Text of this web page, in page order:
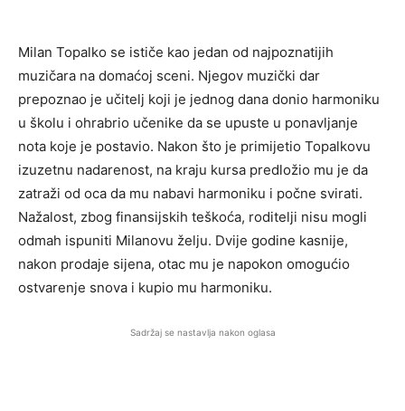
Milan Topalko se ističe kao jedan od najpoznatijih
muzičara na domaćoj sceni. Njegov muzički dar
prepoznao je učitelj koji je jednog dana donio harmoniku
u školu i ohrabrio učenike da se upuste u ponavljanje
nota koje je postavio. Nakon što je primijetio Topalkovu
izuzetnu nadarenost, na kraju kursa predložio mu je da
zatraži od oca da mu nabavi harmoniku i počne svirati.
Nažalost, zbog finansijskih teškoća, roditelji nisu mogli
odmah ispuniti Milanovu želju. Dvije godine kasnije,
nakon prodaje sijena, otac mu je napokon omogućio
ostvarenje snova i kupio mu harmoniku.
Sadržaj se nastavlja nakon oglasa